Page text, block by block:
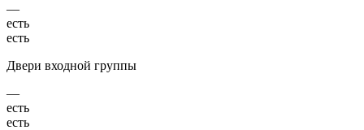
—
есть
есть
Двери входной группы
—
есть
есть